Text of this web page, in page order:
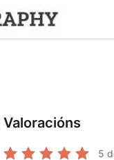
Valoracións
5